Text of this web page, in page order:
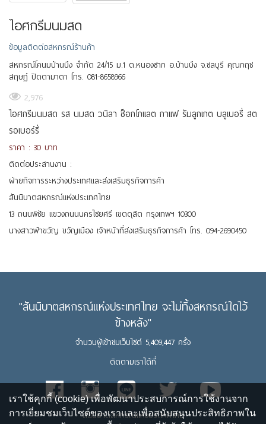
ไอศกรีมนมสด
ข้อมูลติดต่อสหกรณ์ร้านค้า
สหกรณ์โคนมบ้านบึง จำกัด 24/15 ม.1 ต.หนองซาก อ.บ้านบึง จ.ชลบุรี คุณกฤช
สฤษฏ์ ปิดตามาตา โทร. 081-8658966
2,976
ไอศกรีมนมสด รส นมสด วนิลา ช็อกโกแลต กาแฟ รัมลูกเกต บลูเบอรี่ สต
รอเบอร์รี่
ราคา : 30 บาท
ติดต่อประสานงาน :
ฝ่ายกิจการระหว่างประเทศและส่งเสริมธุรกิจการค้า
สันนิบาตสหกรณ์แห่งประเทศไทย
13 ถนนพิชัย แขวงถนนนครไชยศรี เขตดุสิต กรุงเทพฯ 10300
นางสาวฟ้าขวัญ ขวัญเมือง เจ้าหน้าที่ส่งเสริมธุรกิจการค้า โทร. 094-2690450
"สันนิบาตสหกรณ์แห่งประเทศไทย จะไม่ทิ้งสหกรณ์ใดไว้
ข้างหลัง"
จำนวนผู้เข้าชมเว็บไซต์ 5,409,447 ครั้ง
ติดตามเราได้ที่
สันนิบาตสหกรณ์แห่งประเทศไทย
เราใช้คุกกี้ (cookie) เพื่อพัฒนาประสบการณ์การใช้งานจาก
การเยี่ยมชมเว็บไซต์ของเราและเพื่อสนับสนุนประสิทธิภาพใน